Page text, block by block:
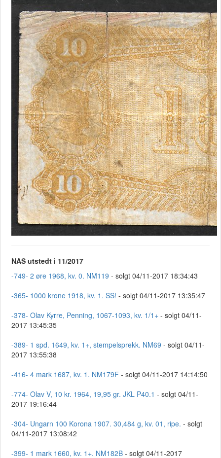
NAS utstedt i 11/2017
-749- 2 øre 1968, kv. 0. NM119 - solgt 04/11-2017 18:34:43
-365- 1000 krone 1918, kv. 1. SS! - solgt 04/11-2017 13:35:47
-378- Olav Kyrre, Penning, 1067-1093, kv. 1/1+ - solgt 04/11-
2017 13:45:35
-389- 1 spd. 1649, kv. 1+, stempelsprekk. NM69 - solgt 04/11-
2017 13:55:38
-416- 4 mark 1687, kv. 1. NM179F - solgt 04/11-2017 14:14:50
-774- Olav V, 10 kr. 1964, 19,95 gr. JKL P40.1 - solgt 04/11-
2017 19:16:44
-304- Ungarn 100 Korona 1907. 30,484 g, kv. 01, ripe. - solgt
04/11-2017 13:08:42
-399- 1 mark 1660, kv. 1+. NM182B - solgt 04/11-2017